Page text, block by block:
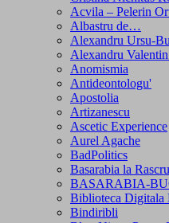
Acvila – Pelerin
Albastru de…
Alexandru Ursu-
Alexandru
Anomismia
Antideontologu'
Apostolia
Artizanescu
Ascetic Experience
Aurel Agache
BadPolitics
Basarabia la
BASARABIA-
Biblioteca Digitala
Bindiribli